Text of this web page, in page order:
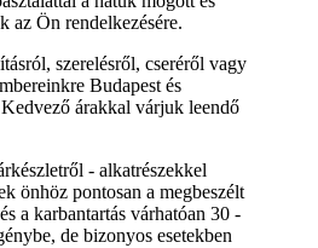
az Ön rendelkezésére.
szerelésről, cseréről vagy
Budapest és
árakkal várjuk leendő
- alkatrészekkel
önhöz pontosan a megbeszélt
a karbantartás várhatóan 30 -
de bizonyos esetekben